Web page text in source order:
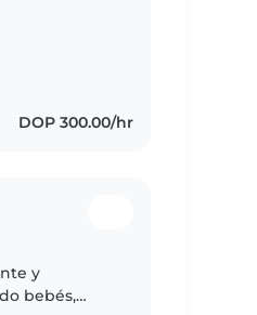
DOP 300.00/hr
y
bebés,